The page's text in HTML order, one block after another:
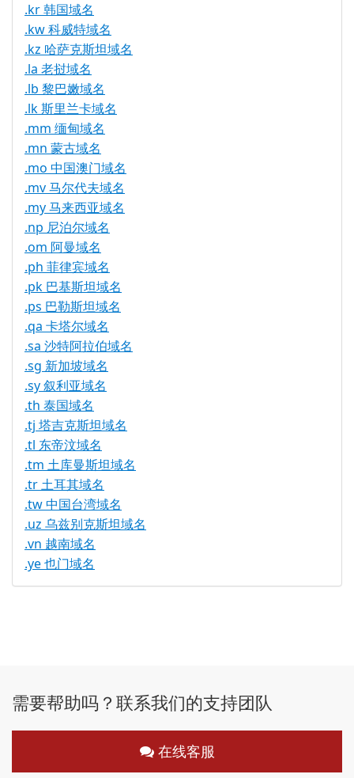
.kr 韩国域名
.kw 科威特域名
.kz 哈萨克斯坦域名
.la 老挝域名
.lb 黎巴嫩域名
.lk 斯里兰卡域名
.mm 缅甸域名
.mn 蒙古域名
.mo 中国澳门域名
.mv 马尔代夫域名
.my 马来西亚域名
.np 尼泊尔域名
.om 阿曼域名
.ph 菲律宾域名
.pk 巴基斯坦域名
.ps 巴勒斯坦域名
.qa 卡塔尔域名
.sa 沙特阿拉伯域名
.sg 新加坡域名
.sy 叙利亚域名
.th 泰国域名
.tj 塔吉克斯坦域名
.tl 东帝汶域名
.tm 土库曼斯坦域名
.tr 土耳其域名
.tw 中国台湾域名
.uz 乌兹别克斯坦域名
.vn 越南域名
.ye 也门域名
需要帮助吗？联系我们的支持团队
在线客服